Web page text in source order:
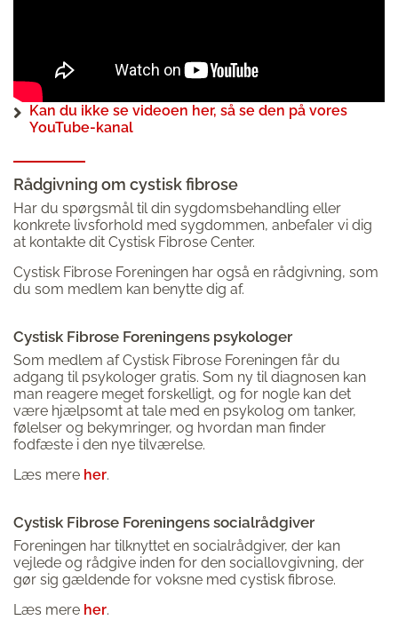
Kan du ikke se videoen her, så se den på vores
YouTube-kanal
Rådgivning om cystisk fibrose
Har du spørgsmål til din sygdomsbehandling eller
konkrete livsforhold med sygdommen, anbefaler vi dig
at kontakte dit Cystisk Fibrose Center.
Cystisk Fibrose Foreningen har også en rådgivning, som
du som medlem kan benytte dig af.
Cystisk Fibrose Foreningens psykologer
Som medlem af Cystisk Fibrose Foreningen får du
adgang til psykologer gratis. Som ny til diagnosen kan
man reagere meget forskelligt, og for nogle kan det
være hjælpsomt at tale med en psykolog om tanker,
følelser og bekymringer, og hvordan man finder
fodfæste i den nye tilværelse.
Læs mere her.
Cystisk Fibrose Foreningens socialrådgiver
Foreningen har tilknyttet en socialrådgiver, der kan
vejlede og rådgive inden for den sociallovgivning, der
gør sig gældende for voksne med cystisk fibrose.
Læs mere her.